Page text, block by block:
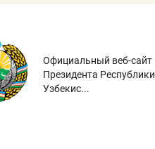
Официальный веб-сайт
Президента Республики
Узбекис...